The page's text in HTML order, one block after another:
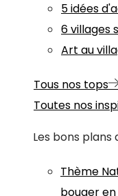
5 idées
6 villages
Art au
Tous nos tops
Toutes nos
Les bons plans
Thème
bouger